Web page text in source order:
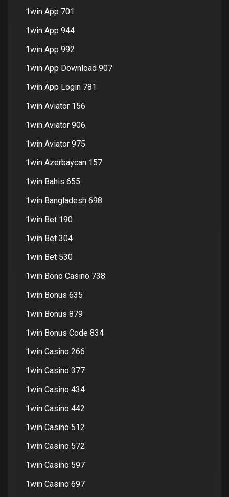
1win App 701
1win App 944
1win App 992
1win App Download 907
1win App Login 781
1win Aviator 156
1win Aviator 906
1win Aviator 975
1win Azerbaycan 157
1win Bahis 655
1win Bangladesh 698
1win Bet 190
1win Bet 304
1win Bet 530
1win Bono Casino 738
1win Bonus 635
1win Bonus 879
1win Bonus Code 834
1win Casino 266
1win Casino 377
1win Casino 434
1win Casino 442
1win Casino 512
1win Casino 572
1win Casino 597
1win Casino 697